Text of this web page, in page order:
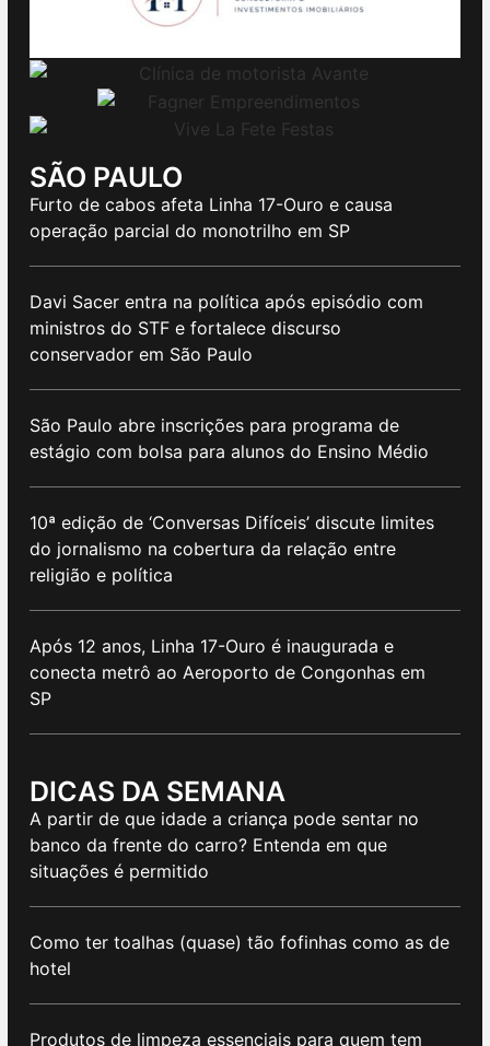
SÃO PAULO
Furto de cabos afeta Linha 17-Ouro e causa
operação parcial do monotrilho em SP
Davi Sacer entra na política após episódio com
ministros do STF e fortalece discurso
conservador em São Paulo
São Paulo abre inscrições para programa de
estágio com bolsa para alunos do Ensino Médio
10ª edição de ‘Conversas Difíceis’ discute limites
do jornalismo na cobertura da relação entre
religião e política
Após 12 anos, Linha 17-Ouro é inaugurada e
conecta metrô ao Aeroporto de Congonhas em
SP
DICAS DA SEMANA
A partir de que idade a criança pode sentar no
banco da frente do carro? Entenda em que
situações é permitido
Como ter toalhas (quase) tão fofinhas como as de
hotel
Produtos de limpeza essenciais para quem tem